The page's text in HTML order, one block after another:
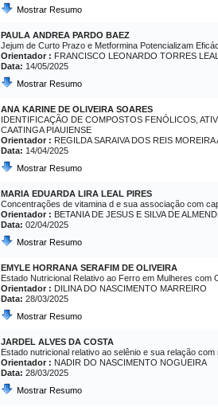
Mostrar Resumo
PAULA ANDREA PARDO BAEZ
Jejum de Curto Prazo e Metformina Potencializam
Orientador : FRANCISCO LEONARDO TORRES LEAL
Data: 14/05/2025
Mostrar Resumo
ANA KARINE DE OLIVEIRA SOARES
IDENTIFICAÇÃO DE COMPOSTOS FENÓLICOS,
CAATINGA PIAUIENSE
Orientador : REGILDA SARAIVA DOS REIS MOREIRA
Data: 14/04/2025
Mostrar Resumo
MARIA EDUARDA LIRA LEAL PIRES
Concentrações de vitamina d e sua associação com
Orientador : BETANIA DE JESUS E SILVA DE
Data: 02/04/2025
Mostrar Resumo
EMYLE HORRANA SERAFIM DE OLIVEIRA
Estado Nutricional Relativo ao Ferro em Mulheres com
Orientador : DILINA DO NASCIMENTO MARREIRO
Data: 28/03/2025
Mostrar Resumo
JARDEL ALVES DA COSTA
Estado nutricional relativo ao selênio e sua relação
Orientador : NADIR DO NASCIMENTO NOGUEIRA
Data: 28/03/2025
Mostrar Resumo